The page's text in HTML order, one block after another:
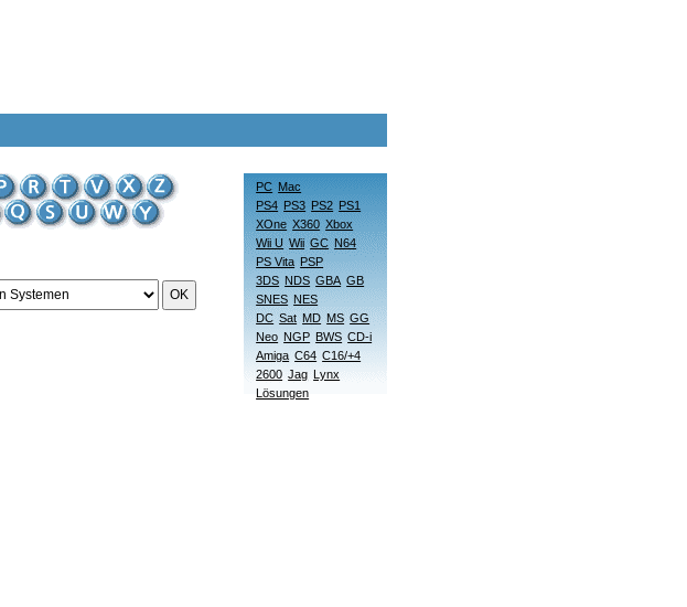
OK
PC Mac
PS4 PS3 PS2 PS1
XOne X360 Xbox
Wii U Wii GC N64
PS Vita PSP
3DS NDS GBA GB
SNES NES
DC Sat MD MS GG
Neo NGP BWS CD-i
Amiga C64 C16/+4
2600 Jag Lynx
Lösungen